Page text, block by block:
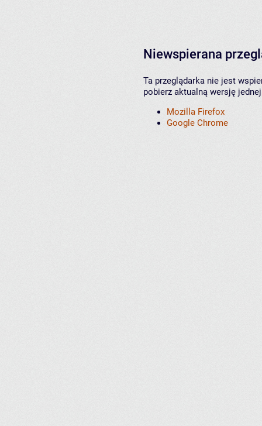
Niewspierana
Ta przeglądarka nie jest
pobierz aktualną wersję
Mozilla Firefox
Google Chrome